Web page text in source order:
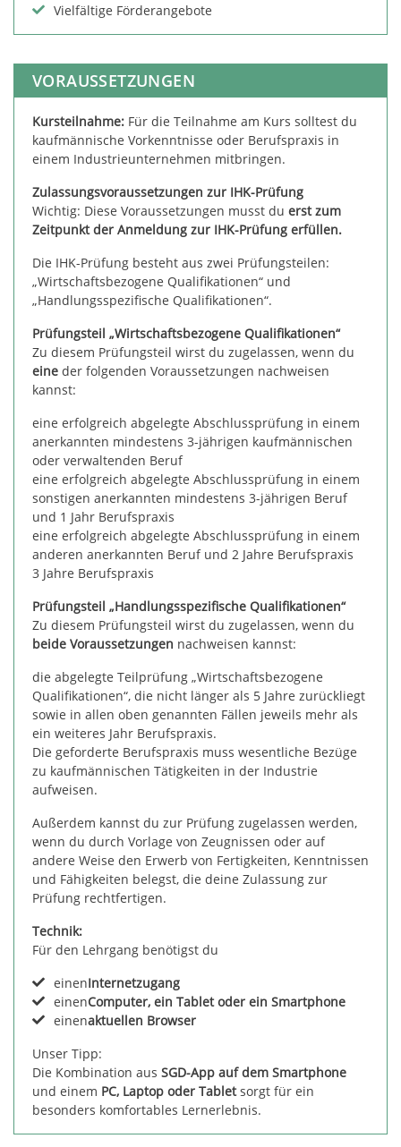
Vielfältige Förderangebote
VORAUSSETZUNGEN
Kursteilnahme: Für die Teilnahme am Kurs solltest du
kaufmännische Vorkenntnisse oder Berufspraxis in
einem Industrieunternehmen mitbringen.
Zulassungsvoraussetzungen zur IHK-Prüfung
Wichtig: Diese Voraussetzungen musst du erst zum
Zeitpunkt der Anmeldung zur IHK-Prüfung erfüllen.
Die IHK-Prüfung besteht aus zwei Prüfungsteilen:
„Wirtschaftsbezogene Qualifikationen“ und
„Handlungsspezifische Qualifikationen“.
Prüfungsteil „Wirtschaftsbezogene Qualifikationen“
Zu diesem Prüfungsteil wirst du zugelassen, wenn du
eine der folgenden Voraussetzungen nachweisen
kannst:
eine erfolgreich abgelegte Abschlussprüfung in einem
anerkannten mindestens 3-jährigen kaufmännischen
oder verwaltenden Beruf
eine erfolgreich abgelegte Abschlussprüfung in einem
sonstigen anerkannten mindestens 3-jährigen Beruf
und 1 Jahr Berufspraxis
eine erfolgreich abgelegte Abschlussprüfung in einem
anderen anerkannten Beruf und 2 Jahre Berufspraxis
3 Jahre Berufspraxis
Prüfungsteil „Handlungsspezifische Qualifikationen“
Zu diesem Prüfungsteil wirst du zugelassen, wenn du
beide Voraussetzungen nachweisen kannst:
die abgelegte Teilprüfung „Wirtschaftsbezogene
Qualifikationen“, die nicht länger als 5 Jahre zurückliegt
sowie in allen oben genannten Fällen jeweils mehr als
ein weiteres Jahr Berufspraxis.
Die geforderte Berufspraxis muss wesentliche Bezüge
zu kaufmännischen Tätigkeiten in der Industrie
aufweisen.
Außerdem kannst du zur Prüfung zugelassen werden,
wenn du durch Vorlage von Zeugnissen oder auf
andere Weise den Erwerb von Fertigkeiten, Kenntnissen
und Fähigkeiten belegst, die deine Zulassung zur
Prüfung rechtfertigen.
Technik:
Für den Lehrgang benötigst du
einenInternetzugang
einenComputer, ein Tablet oder ein Smartphone
einenaktuellen Browser
Unser Tipp:
Die Kombination aus SGD-App auf dem Smartphone
und einem PC, Laptop oder Tabletsorgt für ein
besonders komfortables Lernerlebnis.